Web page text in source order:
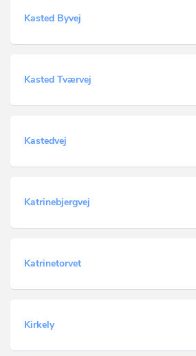
Kasted Byvej
Kasted Tværvej
Kastedvej
Katrinebjergvej
Katrinetorvet
Kirkely